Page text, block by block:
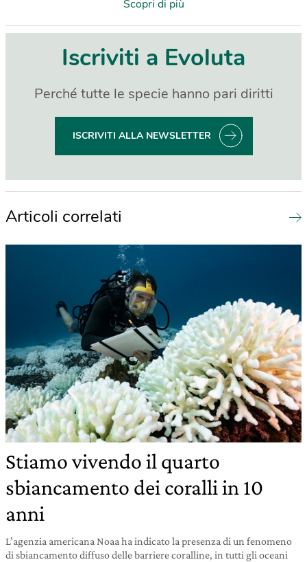
Scopri di più
Iscriviti a Evoluta
Perché tutte le specie hanno pari diritti
ISCRIVITI ALLA NEWSLETTER
Articoli correlati
Stiamo vivendo il quarto
sbiancamento dei coralli in 10
anni
L’agenzia americana Noaa ha indicato la presenza di un fenomeno
di sbiancamento diffuso delle barriere coralline, in tutti gli oceani